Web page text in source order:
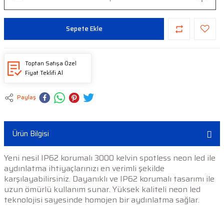
Sepete Ekle
Toptan Satışa Özel
Fiyat Teklifi Al
Paylaş
Ürün Bilgisi
Yeni nesil IP62 korumalı 3000 kelvin spotless neon led ile
aydınlatma ihtiyaçlarınızı en verimli şekilde
karşılayabilirsiniz. Dayanıklı ve IP62 korumalı tasarımı ile
uzun ömürlü kullanım sunar. Yüksek kaliteli neon led
teknolojisi sayesinde homojen bir aydınlatma sağlar.